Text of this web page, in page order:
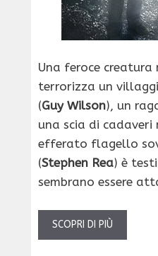
Una feroce
terrorizza un
(Guy Wilson), un
una scia di
efferato flagello
(Stephen Rea) è
sembrano essere
SCOPRI DI PIÙ